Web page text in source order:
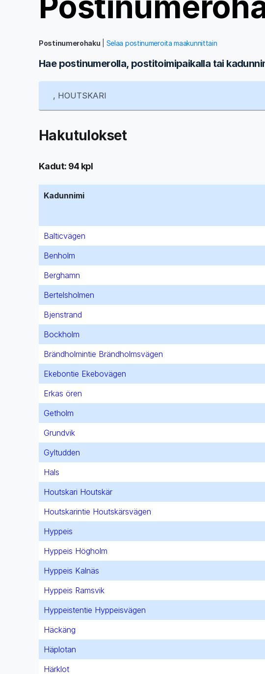
Postinumerohaku Selaa postinumeroita maakunnittain
Hae postinumerolla, postitoimipaikalla tai
Hakutulokset
Kadut: 94 kpl
Kadunnimi
Balticvägen
Benholm
Berghamn
Bertelsholmen
Bjenstrand
Bockholm
Brändholmintie Brändholmsvägen
Ekebontie Ekebovägen
Erkas ören
Getholm
Grundvik
Gyltudden
Hals
Houtskari Houtskär
Houtskarintie Houtskärsvägen
Hyppeis
Hyppeis Högholm
Hyppeis Kalnäs
Hyppeis Ramsvik
Hyppeistentie Hyppeisvägen
Häckäng
Häplotan
Härklot